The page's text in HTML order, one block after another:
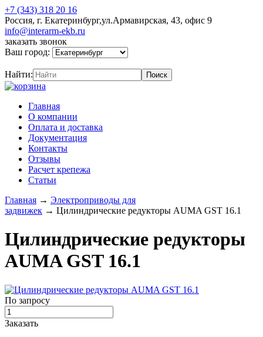
+7 (343) 318 20 16
Россия, г. Екатеринбург,ул.Армавирская, 43, офис 9
info@interarm-ekb.ru
заказать звонок
Ваш город:
Найти:
Главная
О компании
Оплата и доставка
Документация
Контакты
Отзывы
Расчет крепежа
Статьи
Главная → Электроприводы для
задвижек → Цилиндрические редукторы AUMA GST 16.1
Цилиндрические редукторы
AUMA GST 16.1
По запросу
Заказать